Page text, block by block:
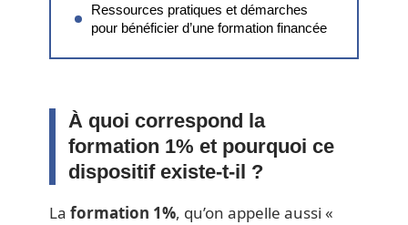
Ressources pratiques et démarches
pour bénéficier d’une formation financée
À quoi correspond la
formation 1% et pourquoi ce
dispositif existe-t-il ?
La formation 1%, qu’on appelle aussi «